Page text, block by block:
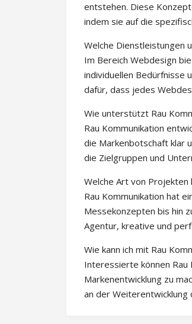
entstehen. Diese
indem sie auf die
Welche Dienstleistungen
Im Bereich Webdesign
individuellen Bedürfnisse
dafür, dass jedes
Wie unterstützt Rau
Rau Kommunikation
die Markenbotschaft klar
die Zielgruppen und
Welche Art von
Rau Kommunikation hat
Messekonzepten bis hin
Agentur, kreative und
Wie kann ich mit Rau
Interessierte können Rau
Markenentwicklung zu
an der Weiterentwicklung